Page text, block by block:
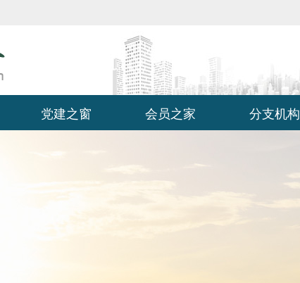
党建之窗 会员之家 分支机构